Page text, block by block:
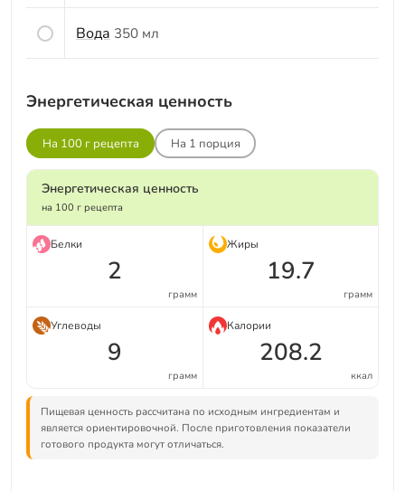
Вода 350 мл
Энергетическая ценность
На 100 г рецепта На 1 порция
Энергетическая ценность
на 100 г рецепта
Белки
2
грамм
Жиры
19.7
грамм
Углеводы
9
грамм
Калории
208.2
ккал
Пищевая ценность рассчитана по исходным ингредиентам и
является ориентировочной. После приготовления показатели
готового продукта могут отличаться.